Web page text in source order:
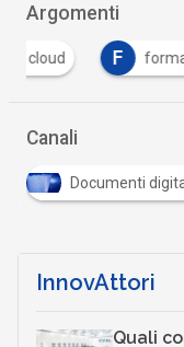
Argomenti
F formazione
Canali
Documenti
InnovAttori
Quali